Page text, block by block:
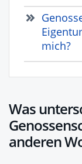
mich?
Was
anderen